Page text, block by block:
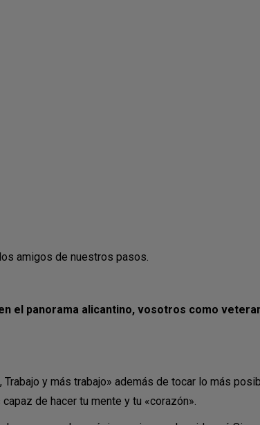
amigos de nuestros pasos.
el panorama alicantino, vosotros como
y más trabajo» además de tocar lo más
de hacer tu mente y tu «corazón».